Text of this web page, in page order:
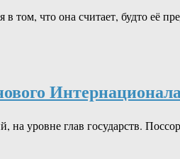
том, что она считает, будто её
уровне глав государств.